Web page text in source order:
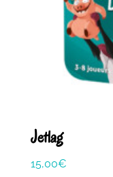
Jetlag
15,00€